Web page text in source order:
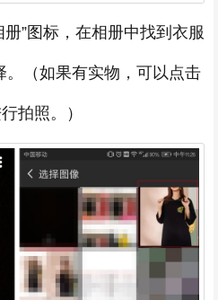
”图标，在相册中找到衣服
。（如果有实物，可以点击
拍照。）